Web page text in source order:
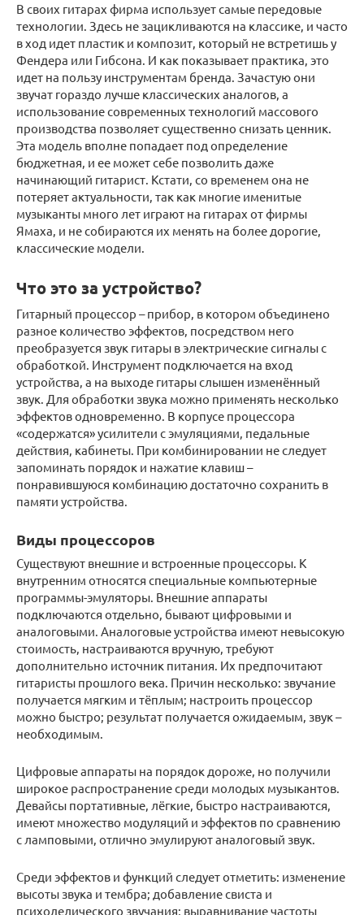
В своих гитарах фирма использует самые передовые
технологии. Здесь не зацикливаются на классике, и часто
в ход идет пластик и композит, который не встретишь у
Фендера или Гибсона. И как показывает практика, это
идет на пользу инструментам бренда. Зачастую они
звучат гораздо лучше классических аналогов, а
использование современных технологий массового
производства позволяет существенно снизать ценник.
Эта модель вполне попадает под определение
бюджетная, и ее может себе позволить даже
начинающий гитарист. Кстати, со временем она не
потеряет актуальности, так как многие именитые
музыканты много лет играют на гитарах от фирмы
Ямаха, и не собираются их менять на более дорогие,
классические модели.
Что это за устройство?
Гитарный процессор – прибор, в котором объединено
разное количество эффектов, посредством него
преобразуется звук гитары в электрические сигналы с
обработкой. Инструмент подключается на вход
устройства, а на выходе гитары слышен изменённый
звук. Для обработки звука можно применять несколько
эффектов одновременно. В корпусе процессора
«содержатся» усилители с эмуляциями, педальные
действия, кабинеты. При комбинировании не следует
запоминать порядок и нажатие клавиш –
понравившуюся комбинацию достаточно сохранить в
памяти устройства.
Виды процессоров
Существуют внешние и встроенные процессоры. К
внутренним относятся специальные компьютерные
программы-эмуляторы. Внешние аппараты
подключаются отдельно, бывают цифровыми и
аналоговыми. Аналоговые устройства имеют невысокую
стоимость, настраиваются вручную, требуют
дополнительно источник питания. Их предпочитают
гитаристы прошлого века. Причин несколько: звучание
получается мягким и тёплым; настроить процессор
можно быстро; результат получается ожидаемым, звук –
необходимым.
Цифровые аппараты на порядок дороже, но получили
широкое распространение среди молодых музыкантов.
Девайсы портативные, лёгкие, быстро настраиваются,
имеют множество модуляций и эффектов по сравнению
с ламповыми, отлично эмулируют аналоговый звук.
Среди эффектов и функций следует отметить: изменение
высоты звука и тембра; добавление свиста и
психоделического звучания; выравнивание частоты